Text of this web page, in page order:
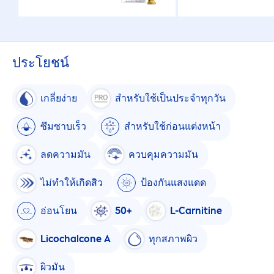
ประโยชน์
เกลี่ยง่าย สำหรับใช้เป็นประจำทุกวัน
ซึมซาบเร็ว สำหรับใช้ก่อนแต่งหน้า
ลดความมัน ควบคุมความมัน
ไม่ทำให้เกิดสิว ป้องกันแสงแดด
อ่อนโยน 50+ L-Carnitine
Licochalcone A ทุกสภาพผิว
ผิวมัน